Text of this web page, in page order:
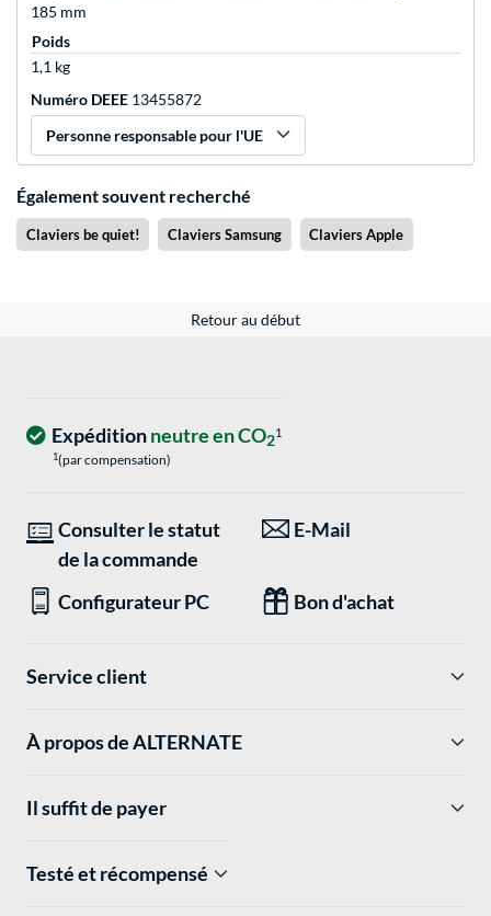
185 mm
Poids
1,1 kg
Numéro DEEE 13455872
Personne responsable pour l'UE
Également souvent recherché
Claviers be quiet! Claviers Samsung Claviers Apple
Retour au début
Expéditionneutre en CO21
1(par compensation)
Consulter le statut
de la commande
E-Mail
Configurateur PC Bon d'achat
Service client
À propos de ALTERNATE
Il suffit de payer
Testé et récompensé